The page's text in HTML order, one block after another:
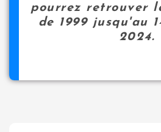
pourrez retrouver
de 1999 jusqu'au
2024.